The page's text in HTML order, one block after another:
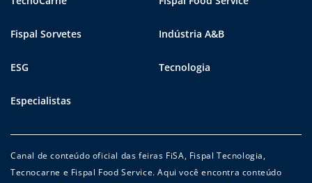
Fispal Sorvetes Indústria A&B
ESG Tecnologia
Especialistas
Canal de conteúdo oficial das feiras FiSA, Fispal Tecnologia,
Tecnocarne e Fispal Food Service. Aqui você encontra conteúdo